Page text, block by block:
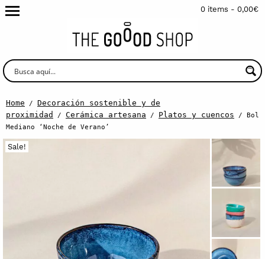
0 items - 0,00€
Home / Decoración sostenible y de
proximidad
/ Cerámica artesana / Platos y cuencos / Bol
Mediano ‘Noche de Verano’
Sale!